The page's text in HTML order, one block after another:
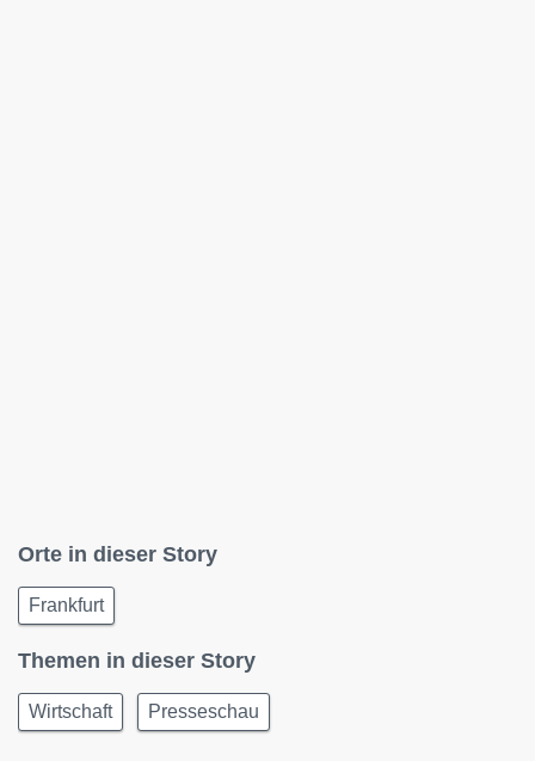
Orte in dieser Story
Frankfurt
Themen in dieser Story
Wirtschaft Presseschau